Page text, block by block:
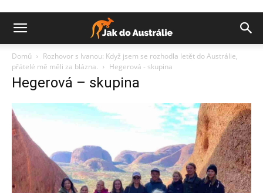
Domů
Rozhovor s Ivanou: Když jsem se rozhodla letět do Austrálie,
přátelé mě měli za blázna.
Hegerová - skupina
Hegerová – skupina